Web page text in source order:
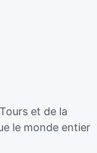
et de la
le monde entier